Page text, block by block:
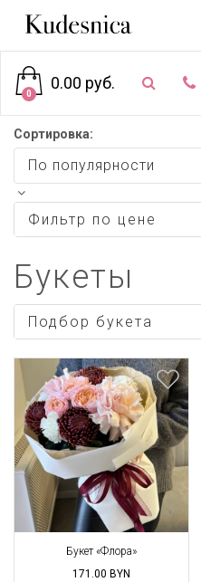
0
0.00 руб.
Сортировка:
По популярности
Фильтр по цене
Букеты
Подбор букета
Букет «Флора»
171.00 BYN